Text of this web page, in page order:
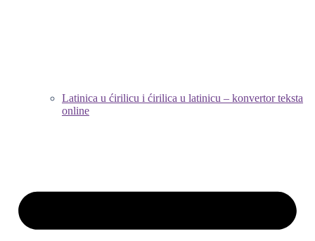
Latinica u ćirilicu i ćirilica u latinicu – konvertor teksta
online